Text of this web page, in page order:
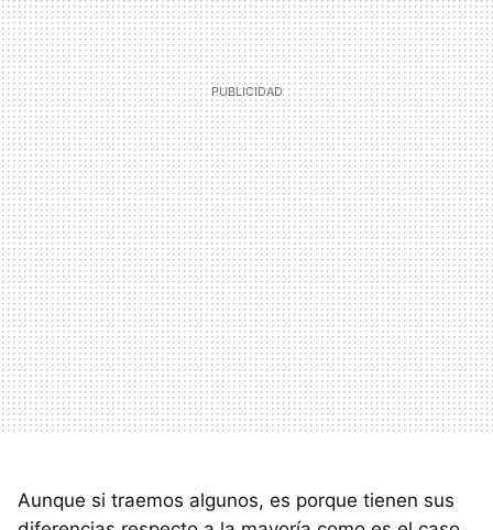
Aunque si traemos algunos, es porque tienen sus